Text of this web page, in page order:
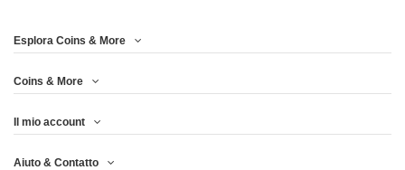
Prezzo
Anno
Metallo
Esplora Coins & More
Coins & More
Il mio account
Aiuto & Contatto